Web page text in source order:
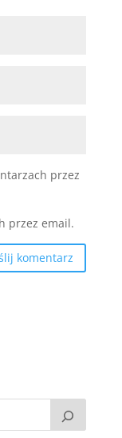
przez
przez email.